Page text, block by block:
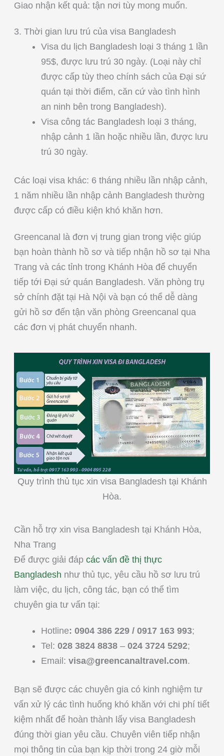
Giao nhận kết quả: tận nơi tùy mong muốn.
3. Thời gian lưu trú của visa Bangladesh
Visa du lịch Bangladesh loại 3 tháng 1 lần
95$, được lưu trú 30 ngày. (Loại này chỉ
được cấp tùy theo chính sách của Đại sứ
quán tại thời điểm, căn cứ vào tình hình
an ninh bên trong Bangladesh).
Visa công tác Bangladesh loại 3 tháng,
nhập cảnh 1 lần hoặc nhiều lần, được lưu
trú 30 ngày.
Các loại visa khác: 6 tháng nhiều lần nhập cảnh,
1 năm nhiều lần nhập cảnh Bangladesh thường
được cấp có điều kiện khó khăn hơn.
Greencanal là đơn vị trung gian trong việc giúp
bạn hoàn thành hồ sơ và tiếp nhận hồ sơ tại Nha
Trang và các tỉnh trong Khánh Hòa để chuyển
tiếp tới Đại sứ quán Bangladesh. Văn phòng trụ
sở chính đặt tại Hà Nội và bạn có thể dễ dàng
gửi hồ sơ đến tận văn phòng Greencanal qua
các đơn vị phát chuyển nhanh.
Quy trình thủ tục xin visa Bangladesh tại Khánh
Hòa.
Cần hỗ trợ xin visa Bangladesh tại Khánh Hòa,
Nha Trang
Để được giải đáp các vấn đề thị thực
Bangladesh như thủ tục, yêu cầu hồ sơ lưu trú
làm việc, du lịch, công tác, bạn có thể tìm
chuyên gia tư vấn tại:
Hotline: 0904 386 229 / 0917 163 993;
Tel: 028 3824 8838 – 024 3724 5292;
Email: visa@greencanaltravel.com.
Bạn sẽ được các chuyên gia có kinh nghiệm tư
vấn xử lý các tình huống khó khăn với chi phí tiết
kiệm nhất để hoàn thành lấy visa Bangladesh
đúng thời gian yêu cầu. Chuyên viên tiếp nhận
mọi thông tin của bạn kịp thời trong 24 giờ mỗi